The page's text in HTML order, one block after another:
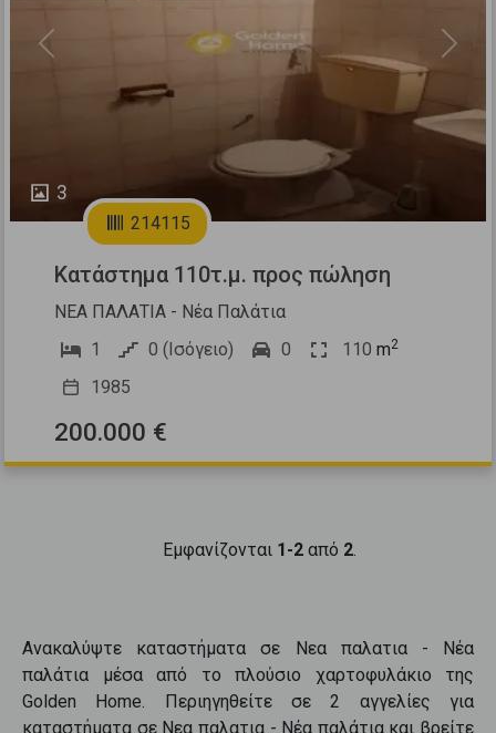
3
Previous Next
214115
Κατάστημα 110τ.μ. προς πώληση
ΝΕΑ ΠΑΛΑΤΙΑ - Νέα Παλάτια
1
0 (Ισόγειο) 0 110 m2
1985
200.000 €
Εμφανίζονται 1-2από 2.
Ανακαλύψτε καταστήματα σε Νεα παλατια - Νέα
παλάτια μέσα από το πλούσιο χαρτοφυλάκιο της
Golden Home. Περιηγηθείτε σε2 αγγελίες για
καταστήματα σε Νεα παλατια - Νέα παλάτιακαι βρείτε